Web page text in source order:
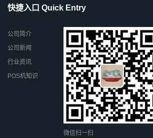
快捷入口 Quick Entry
公司简介
公司新闻
行业资讯
POS机知识
微信扫一扫